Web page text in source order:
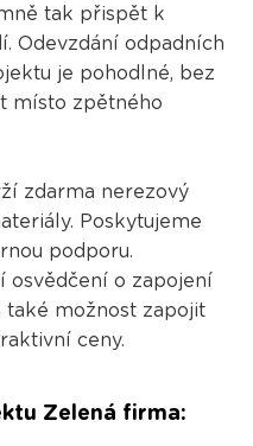
tak přispět k
Odevzdání odpadních
je pohodlné, bez
místo zpětného
zdarma nerezový
Poskytujeme
podporu.
osvědčení o zapojení
také možnost zapojit
ceny.
Zelená firma: